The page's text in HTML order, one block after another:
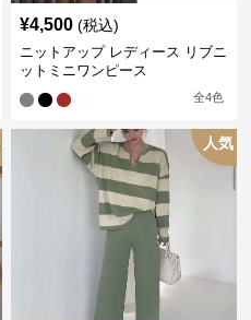
¥4,500 (税込)
ニットアップ レディース リブニ
ットミニワンピース
全4色
人気